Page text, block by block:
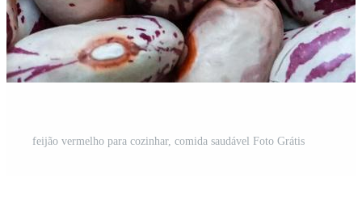
feijão vermelho para cozinhar, comida saudável Foto Grátis